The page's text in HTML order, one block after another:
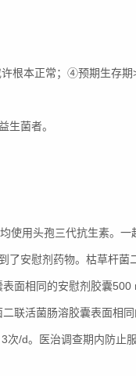
根本正常；④预期生存期
菌者。
使用头孢三代抗生素。一
了安慰剂药物。枯草杆菌
面相同的安慰剂胶囊500
联活菌肠溶胶囊表面相
次/d。医治调查期内防止